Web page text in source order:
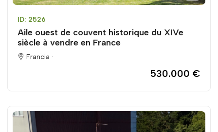
ID: 2526
Aile ouest de couvent historique du XIVe
siècle à vendre en France
Francia ·
530.000 €